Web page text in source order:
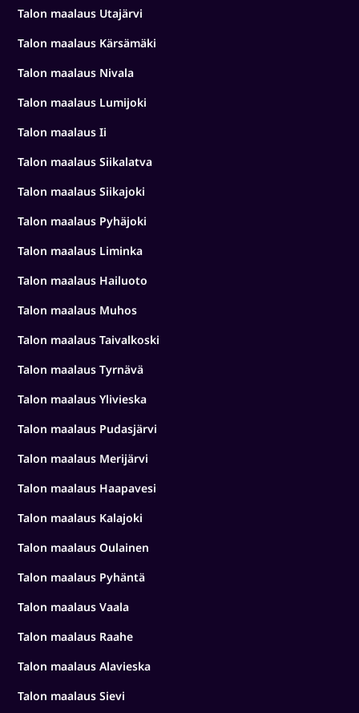
Talon maalaus Utajärvi
Talon maalaus Kärsämäki
Talon maalaus Nivala
Talon maalaus Lumijoki
Talon maalaus Ii
Talon maalaus Siikalatva
Talon maalaus Siikajoki
Talon maalaus Pyhäjoki
Talon maalaus Liminka
Talon maalaus Hailuoto
Talon maalaus Muhos
Talon maalaus Taivalkoski
Talon maalaus Tyrnävä
Talon maalaus Ylivieska
Talon maalaus Pudasjärvi
Talon maalaus Merijärvi
Talon maalaus Haapavesi
Talon maalaus Kalajoki
Talon maalaus Oulainen
Talon maalaus Pyhäntä
Talon maalaus Vaala
Talon maalaus Raahe
Talon maalaus Alavieska
Talon maalaus Sievi